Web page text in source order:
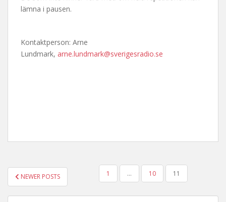
lämna i pausen.
Kontaktperson: Arne
Lundmark, arne.lundmark@sverigesradio.se
POSTS
PAGINATION
NEWER POSTS 1 … 10 11